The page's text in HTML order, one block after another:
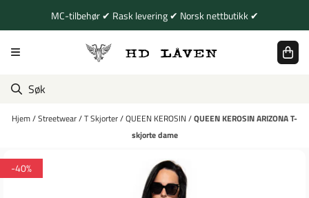
Hopp til innholdMC-tilbehør ✔ Rask levering ✔ Norsk nettbutikk ✔
Hjem/Streetwear/T Skjorter/QUEEN KEROSIN /QUEEN KEROSIN ARIZONA T-
skjorte dame
-40%